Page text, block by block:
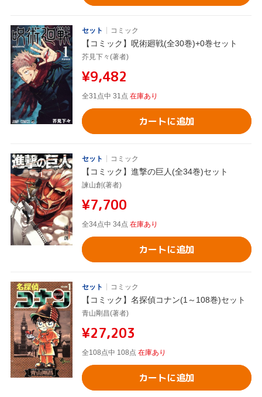
セット コミック
【コミック】呪術廻戦(全30巻)+0巻セット
芥見下々(著者)
¥9,482
全31点中 31点 在庫あり
カートに追加
セット コミック
【コミック】進撃の巨人(全34巻)セット
諫山創(著者)
¥7,700
全34点中 34点 在庫あり
カートに追加
セット コミック
【コミック】名探偵コナン(1～108巻)セット
青山剛昌(著者)
¥27,203
全108点中 108点 在庫あり
カートに追加